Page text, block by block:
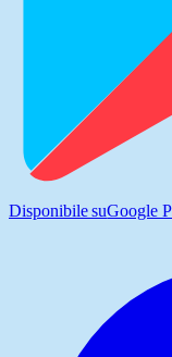
Disponibile suGoogle